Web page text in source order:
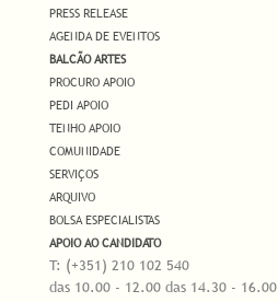
PRESS RELEASE
AGENDA DE EVENTOS
BALCÃO ARTES
PROCURO APOIO
PEDI APOIO
TENHO APOIO
COMUNIDADE
SERVIÇOS
ARQUIVO
BOLSA ESPECIALISTAS
APOIO AO CANDIDATO
T: (+351) 210 102 540
das 10.00 - 12.00 das 14.30 - 16.00